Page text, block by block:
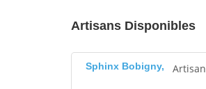
Artisans Disponibles
Sphinx Bobigny, Artisan